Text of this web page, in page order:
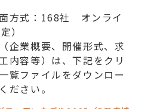
方式：168社 オンライ
）
企業概要、開催形式、求
内容等）は、下記をクリ
覧ファイルをダウンロー
ださい。